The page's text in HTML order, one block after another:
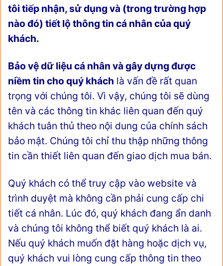
tôi tiếp nhận, sử dụng và (trong trường hợp
nào đó) tiết lộ thông tin cá nhân của quý
khách.
Bảo vệ dữ liệu cá nhân và gây dựng được
niềm tin cho quý khách là vấn đề rất quan
trọng với chúng tôi. Vì vậy, chúng tôi sẽ dùng
tên và các thông tin khác liên quan đến quý
khách tuân thủ theo nội dung của chính sách
bảo mật. Chúng tôi chỉ thu thập những thông
tin cần thiết liên quan đến giao dịch mua bán.
Quý khách có thể truy cập vào website và
trình duyệt mà không cần phải cung cấp chi
tiết cá nhân. Lúc đó, quý khách đang ẩn danh
và chúng tôi không thể biết quý khách là ai.
Nếu quý khách muốn đặt hàng hoặc dịch vụ,
quý khách vui lòng cung cấp thông tin theo